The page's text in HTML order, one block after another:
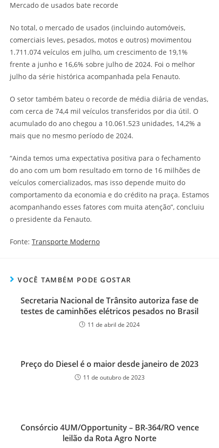
Mercado de usados bate recorde
No total, o mercado de usados (incluindo automóveis,
comerciais leves, pesados, motos e outros) movimentou
1.711.074 veículos em julho, um crescimento de 19,1%
frente a junho e 16,6% sobre julho de 2024. Foi o melhor
julho da série histórica acompanhada pela Fenauto.
O setor também bateu o recorde de média diária de vendas,
com cerca de 74,4 mil veículos transferidos por dia útil. O
acumulado do ano chegou a 10.061.523 unidades, 14,2% a
mais que no mesmo período de 2024.
“Ainda temos uma expectativa positiva para o fechamento
do ano com um bom resultado em torno de 16 milhões de
veículos comercializados, mas isso depende muito do
comportamento da economia e do crédito na praça. Estamos
acompanhando esses fatores com muita atenção”, concluiu
o presidente da Fenauto.
Fonte: Transporte Moderno
VOCÊ TAMBÉM PODE GOSTAR
Secretaria Nacional de Trânsito autoriza fase de
testes de caminhões elétricos pesados no Brasil
11 de abril de 2024
Preço do Diesel é o maior desde janeiro de 2023
11 de outubro de 2023
Consórcio 4UM/Opportunity – BR-364/RO vence
leilão da Rota Agro Norte